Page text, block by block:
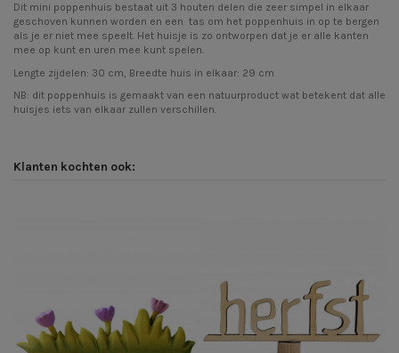
Dit mini poppenhuis bestaat uit 3 houten delen die zeer simpel in elkaar
geschoven kunnen worden en een tas om het poppenhuis in op te bergen
als je er niet mee speelt. Het huisje is zo ontworpen dat je er alle kanten
mee op kunt en uren mee kunt spelen.
Lengte zijdelen: 30 cm, Breedte huis in elkaar: 29 cm
NB: dit poppenhuis is gemaakt van een natuurproduct wat betekent dat alle
huisjes iets van elkaar zullen verschillen.
Klanten kochten ook: